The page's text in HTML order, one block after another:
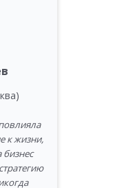
к жизни,
бизнес